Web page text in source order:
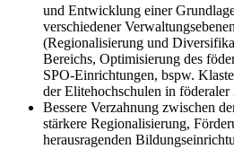
und Entwicklung einer
verschiedener
(Regionalisierung und
Bereichs, Optimisierung des
SPO-Einrichtungen, bspw.
der Elitehochschulen in
Bessere Verzahnung zwischen
stärkere Regionalisierung,
herausragenden